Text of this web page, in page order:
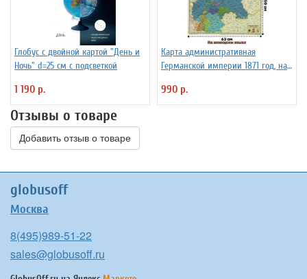
Глобус с двойной картой "День и
Ночь" d=25 см с подсветкой
1 190 р.
Карта административная
Германской империи 1871 год, на
990 р.
Отзывы о товаре
Добавить отзыв о товаре
globusoff
Москва
8(495)989-51-22
sales@globusoff.ru